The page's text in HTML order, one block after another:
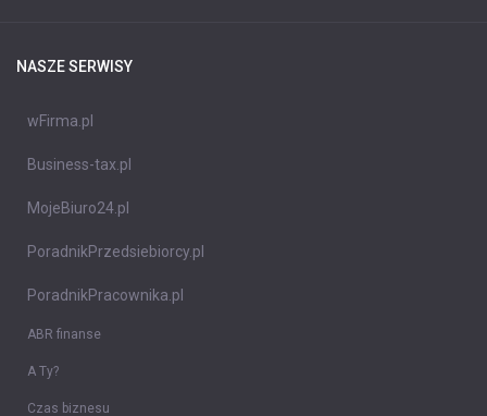
NASZE SERWISY
wFirma.pl
Business-tax.pl
MojeBiuro24.pl
PoradnikPrzedsiebiorcy.pl
PoradnikPracownika.pl
ABR finanse
A Ty?
Czas biznesu